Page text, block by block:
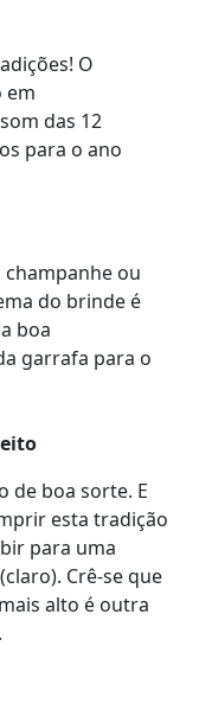
O
em
das 12
para o ano
champanhe ou
do brinde é
boa
garrafa para o
de boa sorte. E
esta tradição
para uma
Crê-se que
alto é outra